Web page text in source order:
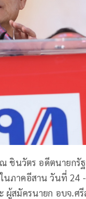
ชินวัตร อดีตนายกรั
ในภาคอีสาน วันที่
สมัครนายก อบจ.ศ